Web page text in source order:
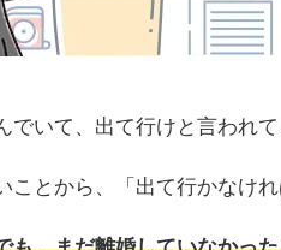
でいて、出て行けと言われ
ことから、「出て行かなけ